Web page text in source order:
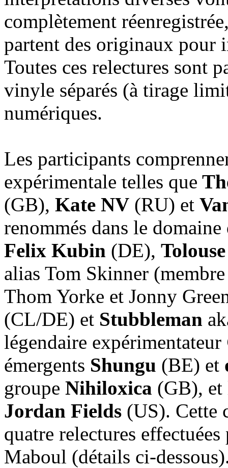
complètement
partent des originaux pour
Toutes ces relectures sont
vinyle séparés (à tirage
numériques.
Les participants
expérimentale telles que
(GB), Kate NV (RU) et
renommés dans le
Felix Kubin (DE),
alias Tom Skinner
Thom Yorke et Jonny
(CL/DE) et Stubbleman
légendaire expérimentateur
émergents Shungu (BE) et
groupe Nihiloxica (GB), et
Jordan Fields (US). Cette
quatre relectures
Maboul (détails ci-